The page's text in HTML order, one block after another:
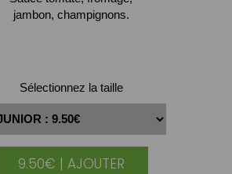
jambon, champignons.
Sélectionnez la taille
|
9.50€ | AJOUTER